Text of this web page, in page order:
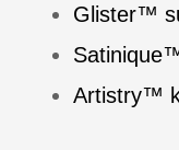
Glister™
Artistry™